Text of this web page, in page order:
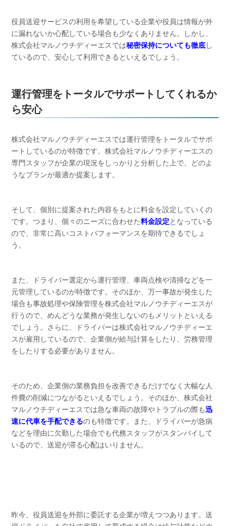
役員送迎サービスの利用を希望している企業や役員は情報が外
に漏れないか心配している場合も少なくありません。しかし、
株式会社マルノウチディーエスでは秘密保持についても徹底し
ているので、安心して利用できるといえるでしょう。
運行管理をトータルでサポートしてくれるか
ら安心
株式会社マルノウチディーエスでは運行管理をトータルでサポ
ートしているのが特徴です。株式会社マルノウチディーエスの
専門スタッフが企業の現況をしっかりと分析した上で、どのよ
うなプランが最適か提案します。
そして、個別に提案された内容をもとに料金を設定していくの
です。つまり、個々のニーズに合わせた料金設定となっている
ので、非常に高いコストパフォーマンスを期待できるでしょ
う。
また、ドライバー選定から運行管理、車両点検や清掃などを一
元管理しているのが特徴です。そのほか、万一事故が発生した
場合も事故処理や保険管理を株式会社マルノウチディーエスが
行うので、めんどうな業務が発生しないのもメリットといえる
でしょう。さらに、ドライバーは株式会社マルノウチディーエ
スが雇用しているので、企業側が給与計算をしたり、労務管理
をしたりする必要がありません。
そのため、企業側の業務負担を改善できるだけでなく大幅な人
件費の削減につながるといえるでしょう。そのほか、株式会社
マルノウチディーエスでは急な車両の故障やトラブルの際も迅
速に代車を手配できるのも特徴です。また、ドライバーが急病
などを理由に欠勤した場合でも代務スタッフがスタンバイして
いるので、送迎が滞る心配はいりません。
昨今、役員送迎を外部に委託する企業が増えつつあります。送